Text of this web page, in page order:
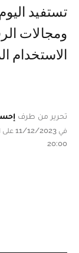
تستفيد
ومجالات
الاستخدام
تحرير من طرف
20:00